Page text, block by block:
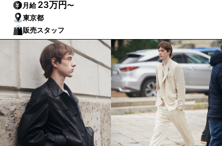
月給23万円〜
東京都
販売スタッフ